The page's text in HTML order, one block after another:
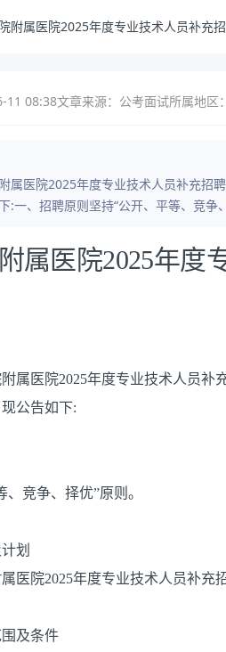
附属医院2025年度专业技术人员补充
11 08:38文章来源：公考面试所属地区
属医院2025年度专业技术人员补充招
:一、招聘原则坚持“公开、平等、竞
属医院2025年度
属医院2025年度专业技术人员补
公告如下:
、竞争、择优”原则。
划
医院2025年度专业技术人员补充
及条件